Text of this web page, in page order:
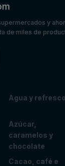
y
de miles de
Agua y
Azúcar,
caramelos y
chocolate
Cacao, café e